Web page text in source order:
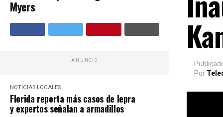
Myers
ANUNCIO
NOTICIAS LOCALES
Florida reporta más casos de lepra
y expertos señalan a armadillos
Por